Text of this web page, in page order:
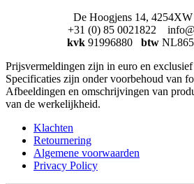
De Hoogjens 14,
+31 (0) 85 0021822
kvk 91996880 btw
Prijsvermeldingen zijn in euro en
Specificaties zijn onder voorbehoud van
Afbeeldingen en omschrijvingen van
van de werkelijkheid.
Klachten
Retournering
Algemene voorwaarden
Privacy Policy